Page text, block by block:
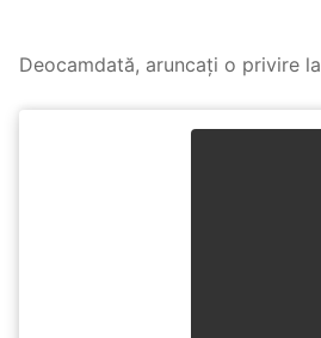
Deocamdată, aruncați o privire la